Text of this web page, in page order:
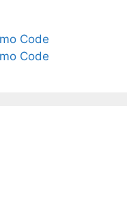
Code
Code